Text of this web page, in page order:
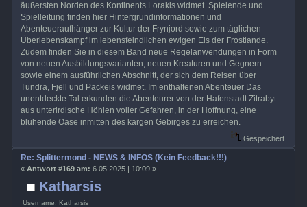
äußersten Norden des Kontinents Lorakis widmet. Spielende und
Spielleitung finden hier Hintergrundinformationen und
Abenteueraufhänger zur Kultur der Frynjord sowie zum täglichen
Überlebenskampf im lebensfeindlichen ewigen Eis der Frostlande.
Zudem finden Sie in diesem Band neue Regelanwendungen in Form
von neuen Ausbildungsvarianten, neuen Kreaturen und Gegnern
sowie einem ausführlichen Abschnitt, der sich dem Reisen über
Tundra, Fjell und Packeis widmet. Im enthaltenen Abenteuer Das
unentdeckte Tal erkunden die Abenteurer von der Hafenstadt Zitrabyt
aus unterirdische Höhlen voller Gefahren, in der Hoffnung, eine
blühende Oase inmitten des kargen Gebirges zu erreichen.
Gespeichert
Katharsis
Username: Katharsis
Re: Splittermond - NEWS & INFOS (Kein Feedback!!!)
« Antwort #169 am: 6.05.2025 | 10:09 »